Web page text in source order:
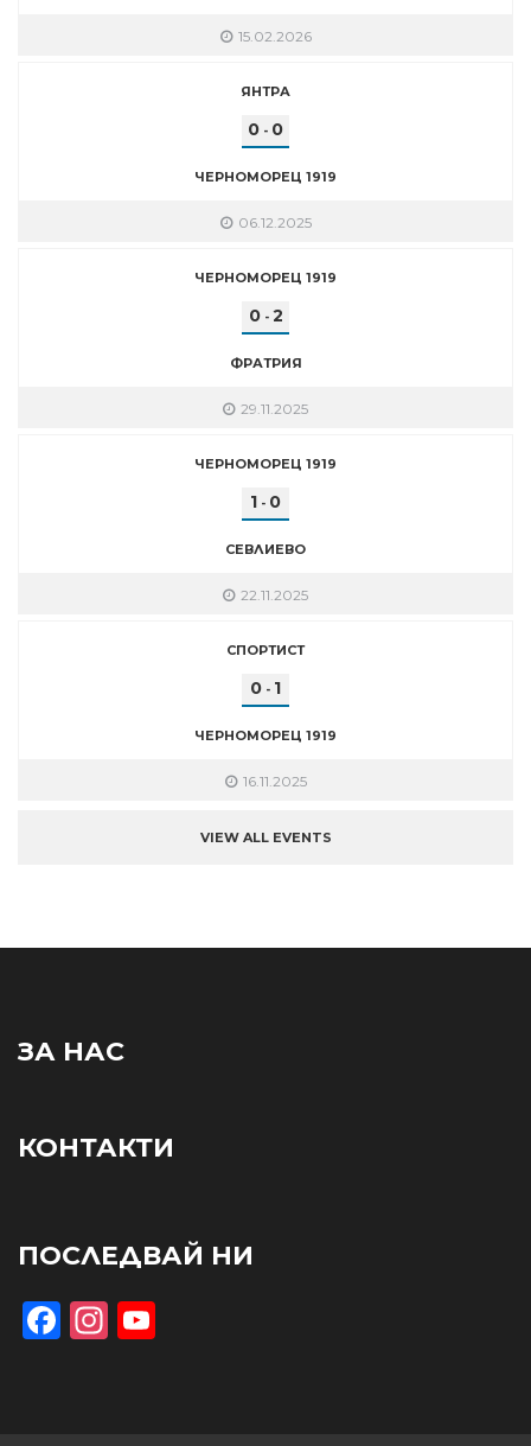
15.02.2026
ЯНТРА
0 - 0
ЧЕРНОМОРЕЦ 1919
06.12.2025
ЧЕРНОМОРЕЦ 1919
0- 2
ФРАТРИЯ
29.11.2025
ЧЕРНОМОРЕЦ 1919
1 - 0
СЕВЛИЕВО
22.11.2025
СПОРТИСТ
0 - 1
ЧЕРНОМОРЕЦ 1919
16.11.2025
VIEW ALL EVENTS
ЗА НАС
КОНТАКТИ
ПОСЛЕДВАЙ НИ
Facebook
Instagram